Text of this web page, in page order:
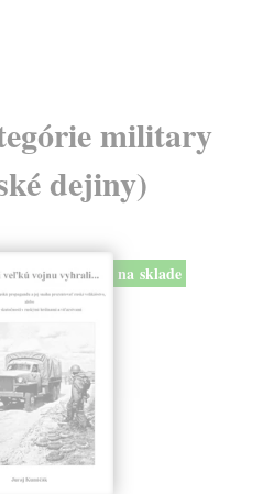
military
dejiny)
na sklade